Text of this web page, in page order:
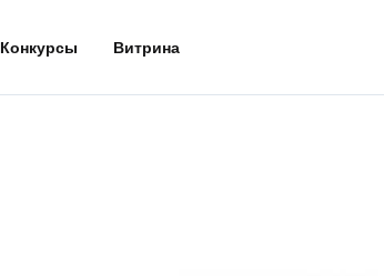
Конкурсы Витрина